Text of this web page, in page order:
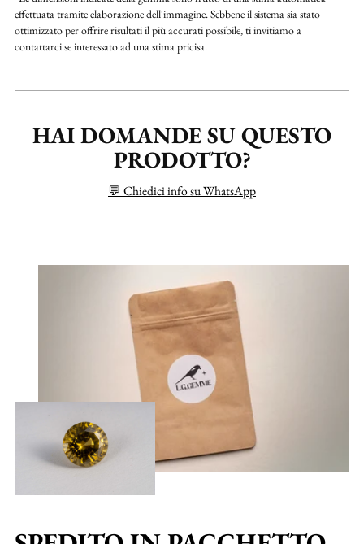
effettuata tramite elaborazione dell'immagine. Sebbene il sistema sia stato
ottimizzato per offrire risultati il più accurati possibile, ti invitiamo a
contattarci se interessato ad una stima pricisa.
HAI DOMANDE SU QUESTO
PRODOTTO?
💬 Chiedici info su WhatsApp